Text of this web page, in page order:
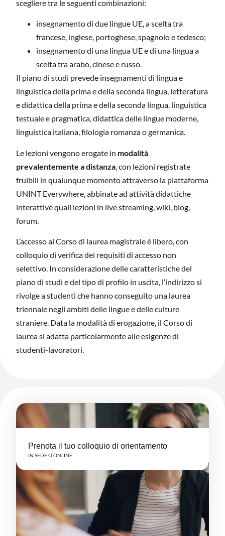
scegliere tra le seguenti combinazioni:
insegnamento di due lingue UE, a scelta tra
francese, inglese, portoghese, spagnolo e tedesco;
insegnamento di una lingua UE e di una lingua a
scelta tra arabo, cinese e russo.
Il piano di studi prevede insegnamenti di lingua e
linguistica della prima e della seconda lingua, letteratura
e didattica della prima e della seconda lingua, linguistica
testuale e pragmatica, didattica delle lingue moderne,
linguistica italiana, filologia romanza o germanica.
Le lezioni vengono erogate in modalità
prevalentemente a distanza , con lezioni registrate
fruibili in qualunque momento attraverso la piattaforma
UNINT Everywhere, abbinate ad attività didattiche
interattive quali lezioni in live streaming, wiki, blog,
forum.
L’accesso al Corso di laurea magistrale è libero, con
colloquio di verifica dei requisiti di accesso non
selettivo. In considerazione delle caratteristiche del
piano di studi e del tipo di profilo in uscita, l’indirizzo si
rivolge a studenti che hanno conseguito una laurea
triennale negli ambiti delle lingue e delle culture
straniere. Data la modalità di erogazione, il Corso di
laurea si adatta particolarmente alle esigenze di
studenti-lavoratori.
Prenota il tuo colloquio di orientamento
IN SEDE O ONLINE